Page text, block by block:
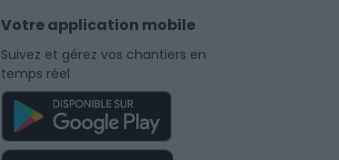
Votre application mobile
Suivez et gérez vos chantiers en
temps réel